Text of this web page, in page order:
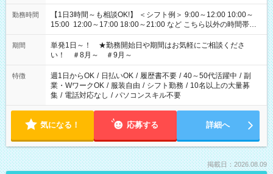
勤務時間
【1日3時間～も相談OK!】 ＜シフト例＞ 9:00～12:00 10:00～
15:00 12:00～17:00 18:00～21:00 など こちら以外の時間帯も
お気軽にご相談ください！
期間
単発1日～！ ★勤務開始日や期間はお気軽にご相談くださ
い！ ＃8月～ ＃9月～
特徴 週1日からOK / 日払いOK / 履歴書不要 / 40～50代活躍中 / 副
業・WワークOK / 服装自由 / シフト勤務 / 10名以上の大量募
集 / 電話対応なし / パソコンスキル不要
気になる！ 応募する 詳細へ
掲載日：2026.08.09